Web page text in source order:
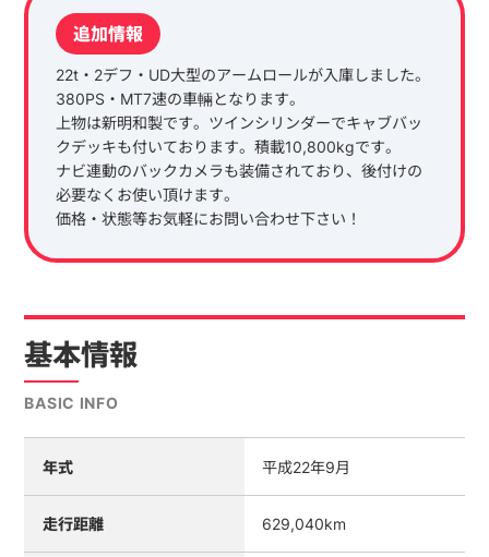
追加情報
22t・2デフ・UD大型のアームロールが入庫しました。
380PS・MT7速の車輛となります。
上物は新明和製です。ツインシリンダーでキャブバッ
クデッキも付いております。積載10,800kgです。
ナビ連動のバックカメラも装備されており、後付けの
必要なくお使い頂けます。
価格・状態等お気軽にお問い合わせ下さい！
基本情報
BASIC INFO
年式 平成22年9月
走行距離 629,040km